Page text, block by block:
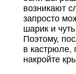
возникают
запросто
шарик и
Поэтому,
в кастрюле,
накройте